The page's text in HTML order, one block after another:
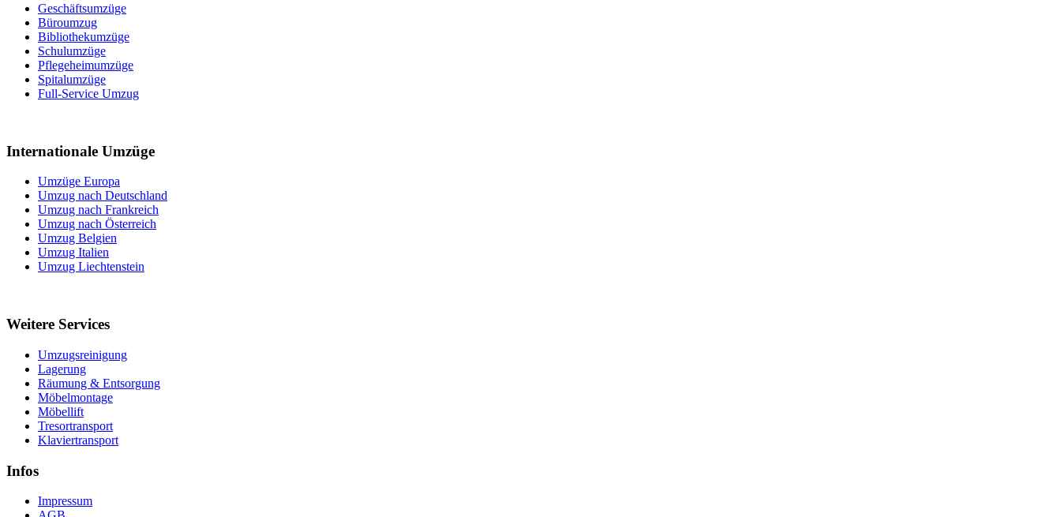
Geschäftsumzüge
Büroumzug
Bibliothekumzüge
Schulumzüge
Pflegeheimumzüge
Spitalumzüge
Full-Service Umzug
Internationale Umzüge
Umzüge Europa
Umzug nach Deutschland
Umzug nach Frankreich
Umzug nach Österreich
Umzug Belgien
Umzug Italien
Umzug Liechtenstein
Weitere Services
Umzugsreinigung
Lagerung
Räumung & Entsorgung
Möbelmontage
Möbellift
Tresortransport
Klaviertransport
Infos
Impressum